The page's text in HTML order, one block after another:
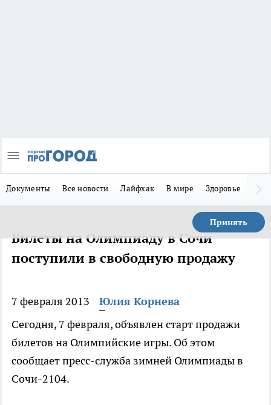
Документы Все новости Лайфхак В мире Здоровье
Принять
Билеты на Олимпиаду в Сочи
поступили в свободную продажу
7 февраля 2013
Юлия Корнева
Сегодня, 7 февраля, объявлен старт продажи
билетов на Олимпийские игры. Об этом
сообщает пресс-служба зимней Олимпиады в
Сочи-2104.